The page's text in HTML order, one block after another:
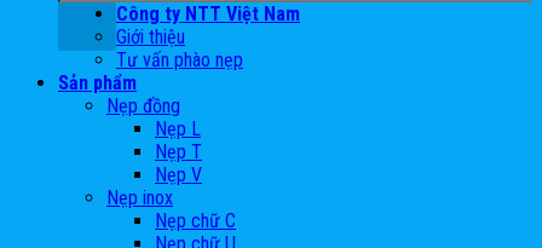
Công ty NTT Việt Nam
Giới thiệu
Tư vấn phào nẹp
Sản phẩm
Nẹp đồng
Nẹp L
Nẹp T
Nẹp V
Nẹp inox
Nẹp chữ C
Nẹp chữ U